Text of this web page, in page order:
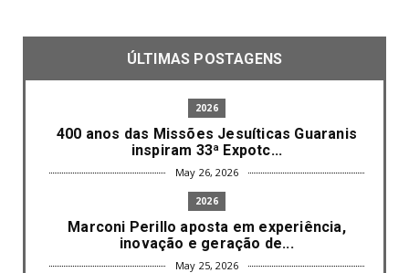
ÚLTIMAS POSTAGENS
2026
400 anos das Missões Jesuíticas Guaranis
inspiram 33ª Expotc...
May 26, 2026
2026
Marconi Perillo aposta em experiência,
inovação e geração de...
May 25, 2026